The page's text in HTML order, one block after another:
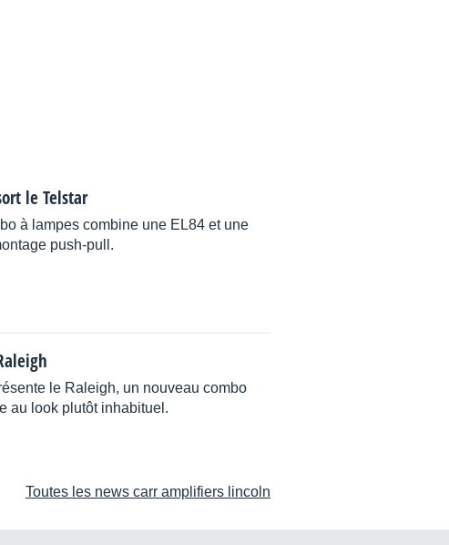
le Telstar
à lampes combine une EL84 et une
push-pull.
le Raleigh, un nouveau combo
au look plutôt inhabituel.
Toutes les news carr amplifiers lincoln